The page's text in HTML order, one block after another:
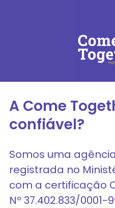
A Come
confiável?
Somos uma
registrada no
com a certificação
Nº 37.402.833/